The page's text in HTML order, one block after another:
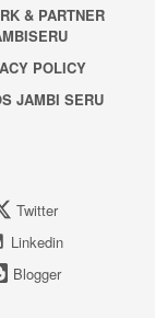
& PARTNER
POLICY
JAMBI SERU
Twitter
Linkedin
Blogger